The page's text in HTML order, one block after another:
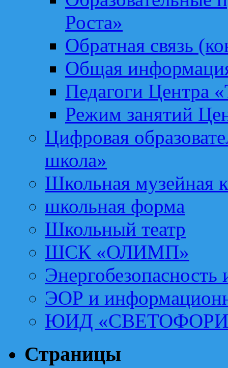
Роста»
Обратная связь
Общая
Педагоги Центра
Режим занятий
Цифровая
школа»
Школьная музейная
школьная форма
Школьный театр
ШСК «ОЛИМП»
Энергобезопасность
ЭОР и
ЮИД
Страницы